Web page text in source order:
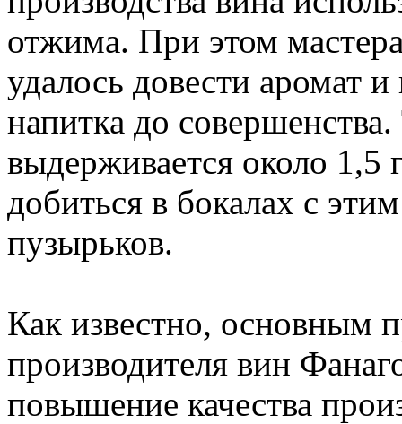
отжима. При этом
удалось довести аромат
напитка до
выдерживается около 1,5
добиться в бокалах с
пузырьков.
Как известно, основным
производителя вин
повышение качества